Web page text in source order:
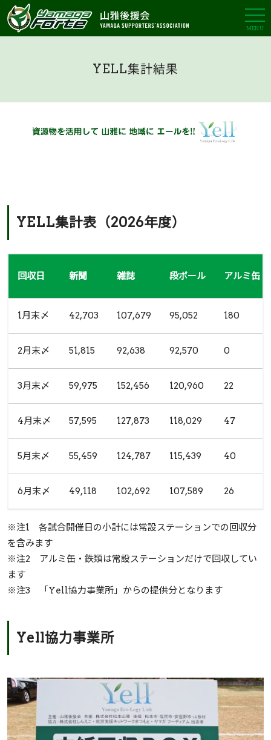
MENU
YELL集計結果
YELL集計表（2026年度）
回収日 新聞 雑誌 段ボール アルミ缶
1月末〆 42,703 107,679 95,052 180
2月末〆 51,815 92,638 92,570 0
3月末〆 59,975 152,456 120,960 22
4月末〆 57,595 127,873 118,029 47
5月末〆 55,459 124,787 115,439 40
6月末〆 49,118 102,692 107,589 26
※注1 各試合開催日の小計には常設ステーションでの回収分
を含みます
※注2 アルミ缶・鉄類は常設ステーションだけで回収してい
ます
※注3 「Yell協力事業所」からの提供分となります
Yell協力事業所